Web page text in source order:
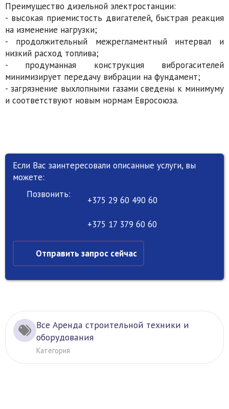
Преимущество дизельной электростанции:
- высокая приемистость двигателей, быстрая реакция
на изменение нагрузки;
- продолжительный межрегламентный интервал и
низкий расход топлива;
- продуманная конструкция виброгасителей
минимизирует передачу вибрации на фундамент;
- загрязнение выхлопными газами сведены к минимуму
и соответствуют новым нормам Евросоюза.
Если Вас заинтересовали описанные услуги, вы
можете:
Позвонить:
+375 29 60 490 60
+375 17 379 60 60
Отправить запрос сейчас
Все Аренда строительной техники и
оборудования
Категория